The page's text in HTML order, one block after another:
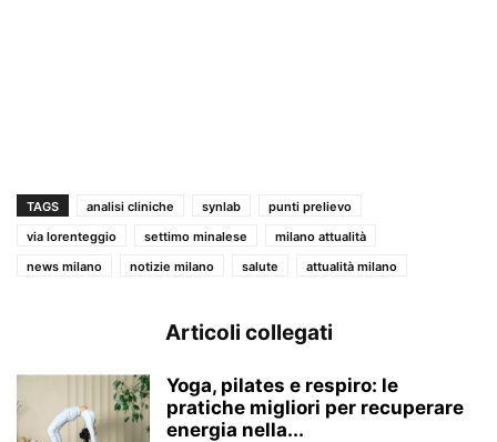
TAGS analisi cliniche synlab
punti prelievo
via lorenteggio
settimo minalese
milano attualità
news milano
notizie milano salute attualità milano
Articoli collegati
Yoga, pilates e respiro: le
pratiche migliori per recuperare
energia nella...